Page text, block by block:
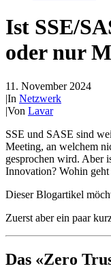
Ist SSE/
oder nur
11. November 2024
|In Netzwerk
|Von Lavar
SSE und SASE sind
Meeting, an welchem
gesprochen wird. Aber
Innovation? Wohin geht
Dieser Blogartikel
Zuerst aber ein paar
Das «Zero